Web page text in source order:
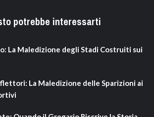
potrebbe interessarti
La Maledizione degli Stadi Costruiti sui
La Maledizione delle Sparizioni ai